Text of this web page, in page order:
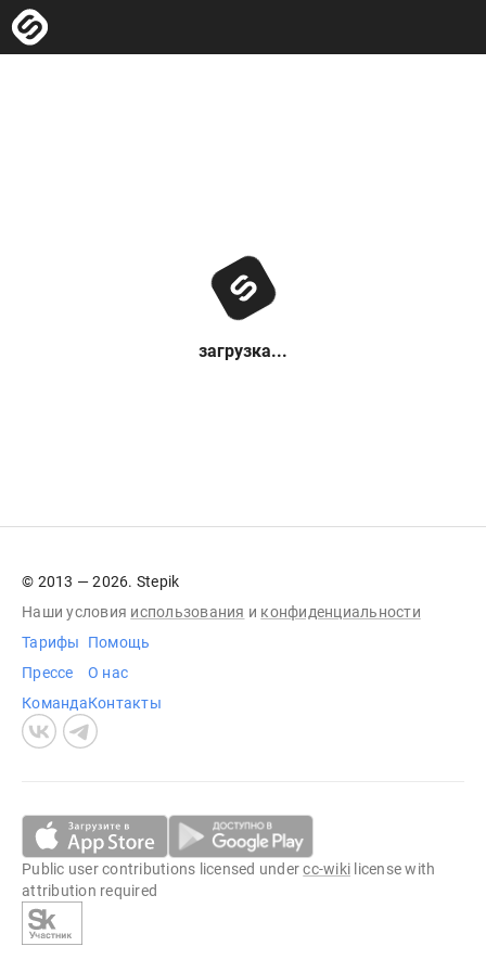
загрузка...
© 2013 — 2026. Stepik
Наши условия использования и конфиденциальности
Тарифы
Прессе
Команда
Помощь
О нас
Контакты
Public user contributions licensed undercc-wiki license with
attribution required